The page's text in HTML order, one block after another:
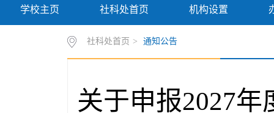
学校主页 社科处首页 机构设置
社科处首页 > 通知公告
关于申报2027